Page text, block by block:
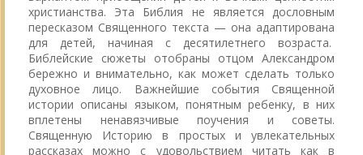
христианства. Эта Библия не является дословным
пересказом Священного текста — она адаптирована
для детей, начиная с десятилетнего возраста.
Библейские сюжеты отобраны отцом Александром
бережно и внимательно, как может сделать только
духовное лицо. Важнейшие события Священной
истории описаны языком, понятным ребенку, в них
вплетены ненавязчивые поучения и советы.
Священную Историю в простых и увлекательных
рассказах можно с удовольствием читать как в